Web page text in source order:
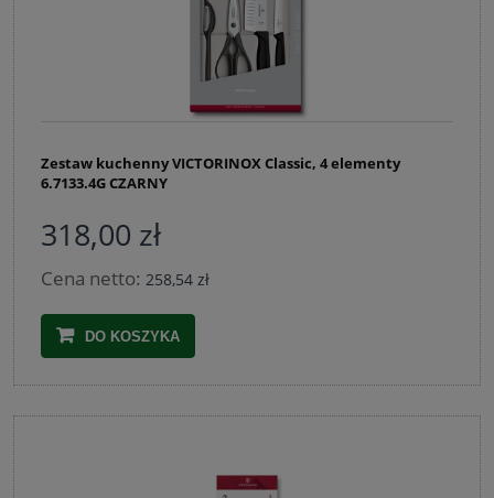
Zestaw kuchenny VICTORINOX Classic, 4 elementy
6.7133.4G CZARNY
318,00 zł
Cena netto: 258,54 zł
DO KOSZYKA